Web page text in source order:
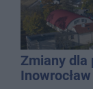
Zmiany dla
Inowrocław